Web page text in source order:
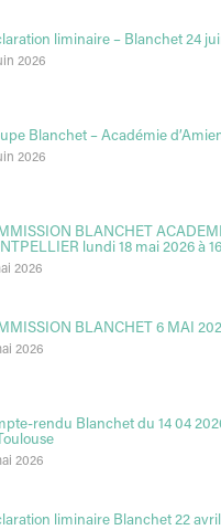
liminaire – Blanchet 24
2026
Blanchet – Académie
2026
BLANCHET
lundi 18 mai 2026 à
2026
BLANCHET 6 MAI
2026
rendu Blanchet du 14 04
2026
liminaire Blanchet 22